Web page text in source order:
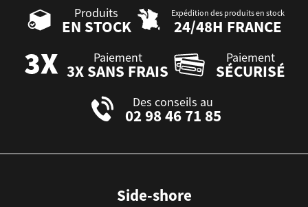
Produits
EN STOCK
Expédition des produits en stock
24/48H FRANCE
Paiement
3X SANS FRAIS
Paiement
SÉCURISÉ
Des conseils au
02 98 46 71 85
Side-shore